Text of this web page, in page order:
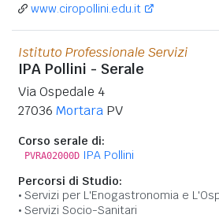
www.ciropollini.edu.it
Istituto Professionale Servizi
IPA Pollini - Serale
Via Ospedale 4
27036 Mortara PV
Corso serale di:
PVRA02000D IPA Pollini
Percorsi di Studio:
Servizi per L'Enogastronomia e
Servizi Socio-Sanitari